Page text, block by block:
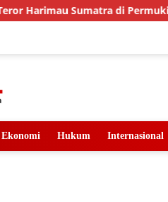
Sumatra di Permukiman Aceh
Ekonomi Hukum Internasional